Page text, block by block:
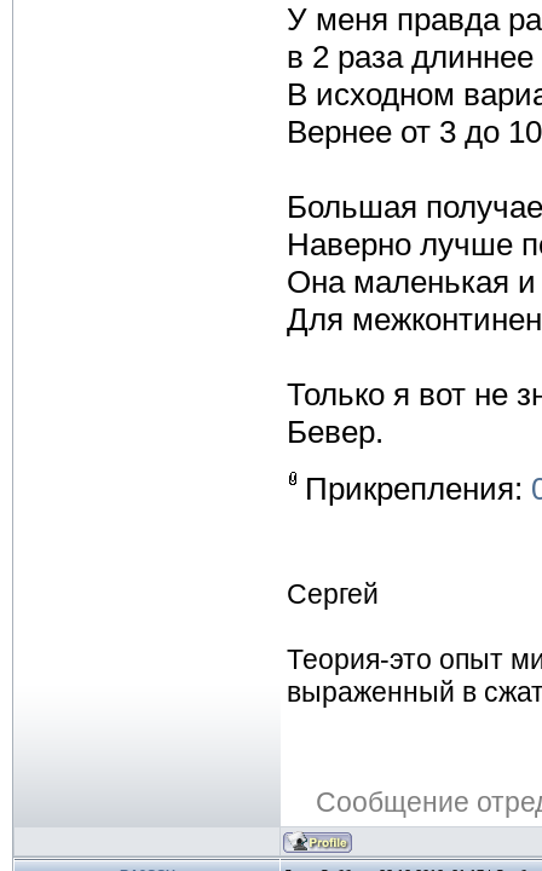
У меня правда
в 2 раза
В исходном
Вернее от 3 до
Большая
Наверно лучше
Она маленькая и
Для
Только я вот не
Бевер.
Прикрепления:
Сергей
Теория-это опыт
выраженный в
Сообщение